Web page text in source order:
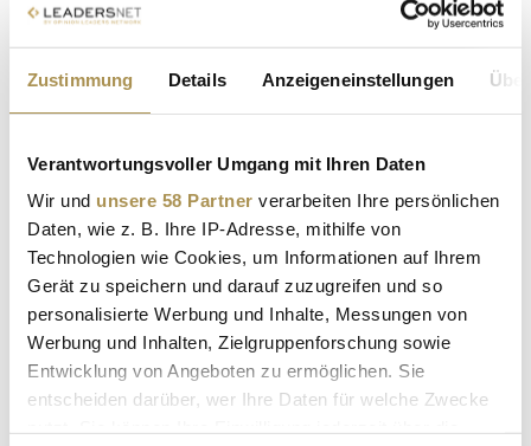
Zustimmung Details Anzeigeneinstellungen
Verantwortungsvoller Umgang mit Ihren Daten
Wir und unsere 58 Partner verarbeiten Ihre persönlichen
Daten, wie z. B. Ihre IP-Adresse, mithilfe von
Technologien wie Cookies, um Informationen auf Ihrem
Gerät zu speichern und darauf zuzugreifen und so
personalisierte Werbung und Inhalte, Messungen von
Werbung und Inhalten, Zielgruppenforschung sowie
Entwicklung von Angeboten zu ermöglichen. Sie
entscheiden darüber, wer Ihre Daten für welche Zwecke
Mobil: +43 (0)660 825 03 02
Email: c.zsovinecz@leadersnet.com
Andreas Jenewein
Email: a.jenewein@leadersnet.com
Ihre Ansprechpersonen für Kooperations- & Sales-
Anfragen LEADERSNET IMMOBILIEN:
Friedrich Csörgits, MSc MRICS
Herausgeber LEADERSNET Immobilien
M. +43 (0) 664 60105100
E. f.csoergits@leadersnet.com